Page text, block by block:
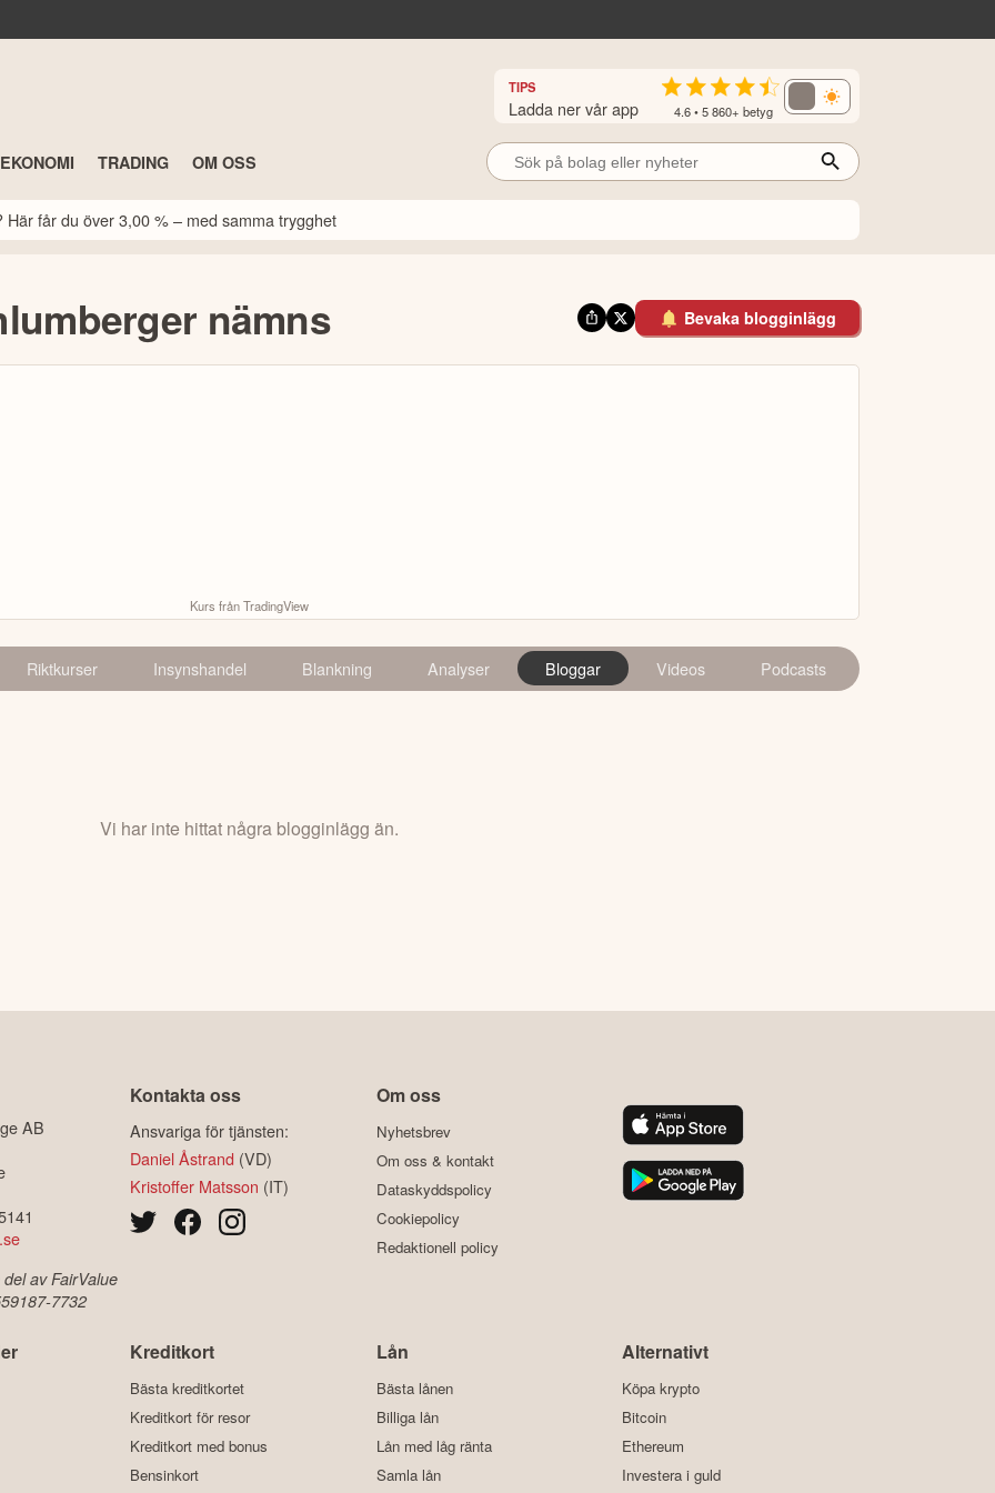
TIPS
Ladda ner vår app 4.6 • 5 860+ betyg
TRADING OM OSS
får du över 3,00 % – med samma trygghet
nämns Bevaka blogginlägg
Kurs från TradingView
Riktkurser Insynshandel Blankning Analyser Bloggar Videos Podcasts
Vi har inte hittat några blogginlägg än.
AB
av FairValue
7732
Kontakta oss
Ansvariga för tjänsten:
Daniel Åstrand (VD)
Kristoffer Matsson (IT)
Om oss
Nyhetsbrev
Om oss & kontakt
Dataskyddspolicy
Cookiepolicy
Redaktionell policy
Kreditkort
Bästa kreditkortet
Kreditkort för resor
Kreditkort med bonus
Bensinkort
Lån
Bästa lånen
Billiga lån
Lån med låg ränta
Samla lån
Alternativt
Köpa krypto
Bitcoin
Ethereum
Investera i guld